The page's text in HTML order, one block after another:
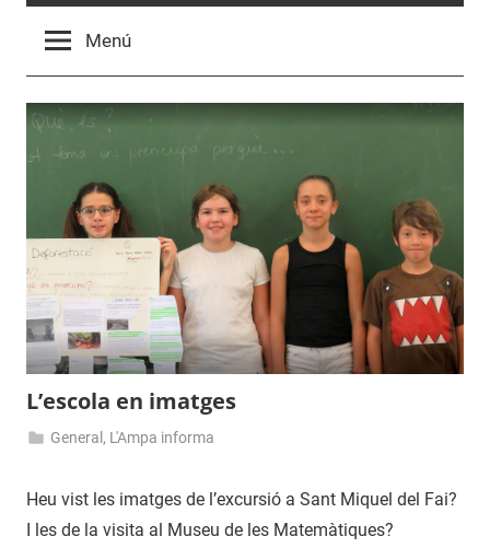
Escola
de
la
Concepció
Menú
L’escola en imatges
de
General , L'Ampa informa
Heu vist les imatges de l’excursió a Sant Miquel del Fai?
I les de la visita al Museu de les Matemàtiques?